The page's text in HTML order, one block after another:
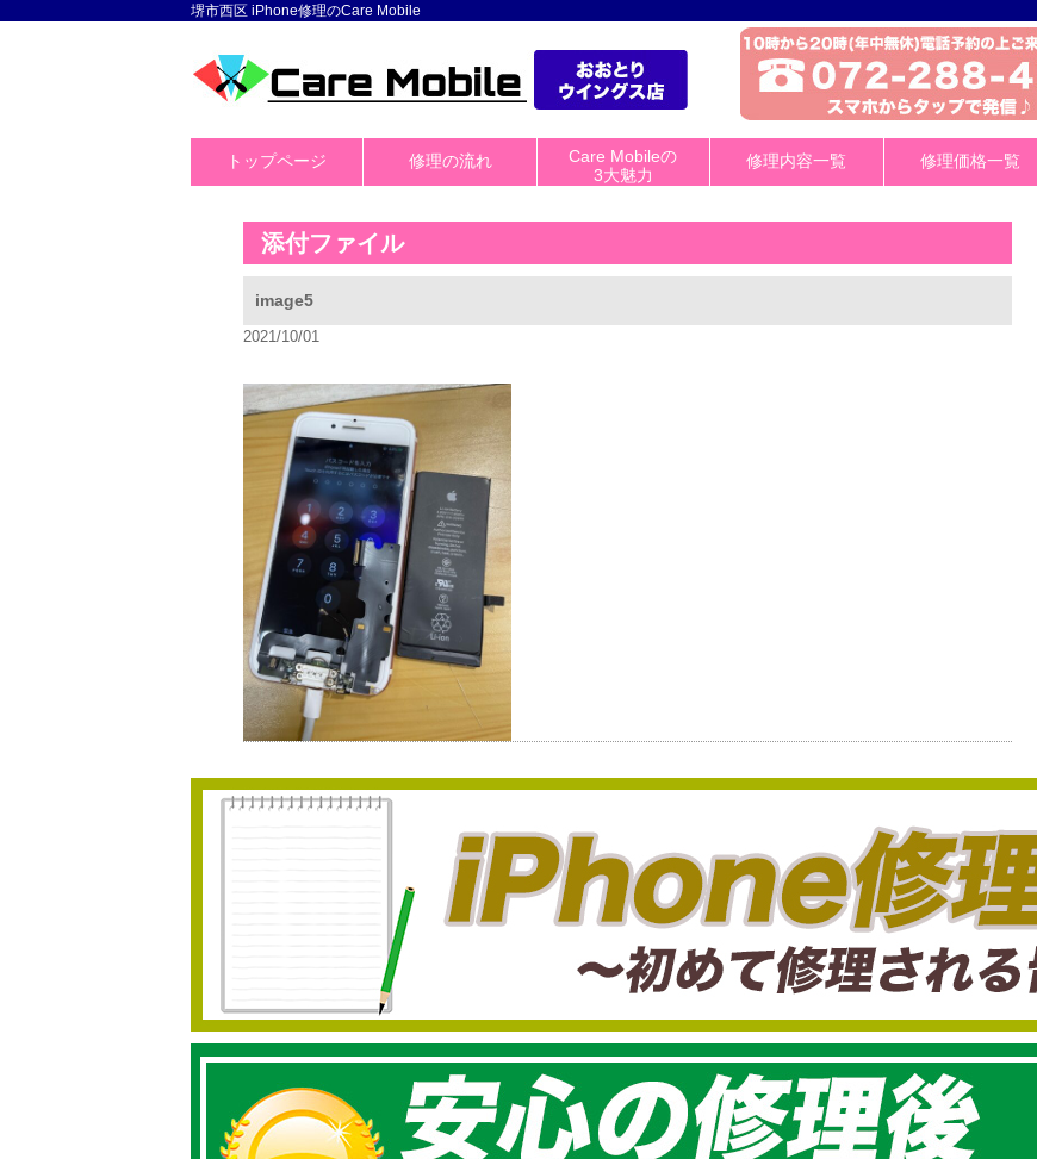
堺市西区 iPhone修理のCare Mobile
トップページ 修理の流れ
Care Mobileの
3大魅力
修理内容一覧 修理価格一覧
添付ファイル
image5
2021/10/01